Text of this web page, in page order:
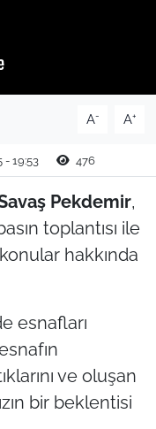
A- A+
- 19:53 476
Pekdemir,
toplantısı ile
hakkında
esnafları
ve oluşan
bir beklentisi